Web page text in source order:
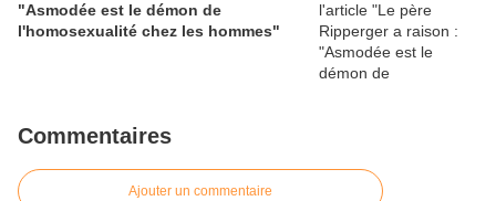
"Asmodée est le démon de
l'homosexualité chez les hommes"
Commentaires
Ajouter un commentaire